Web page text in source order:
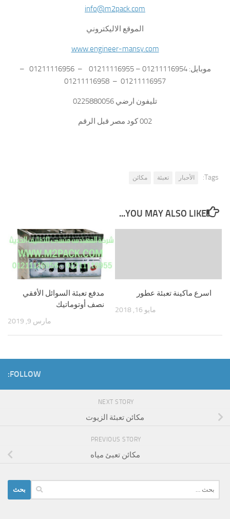
info@m2pack.com
الموقع الاليكتروني
www.engineer-mansy.com
موبايل: 01211116954 – 01211116955 – 01211116956 –
01211116957 – 01211116958
تليفون ارضي 0225880056
002 كود مصر قبل الرقم
Tags: الأحبار تعبئة مكائن
YOU MAY ALSO LIKE...
مدفع تعبئة السوائل الأفقي
نصف أوتوماتيك
مارس 9, 2019
اسرع ماكينة تعبئة عطور
مايو 16, 2018
FOLLOW:
NEXT STORY
مكائن تعبئة الزيوت
PREVIOUS STORY
مكائن تعبئ مياه
عن: